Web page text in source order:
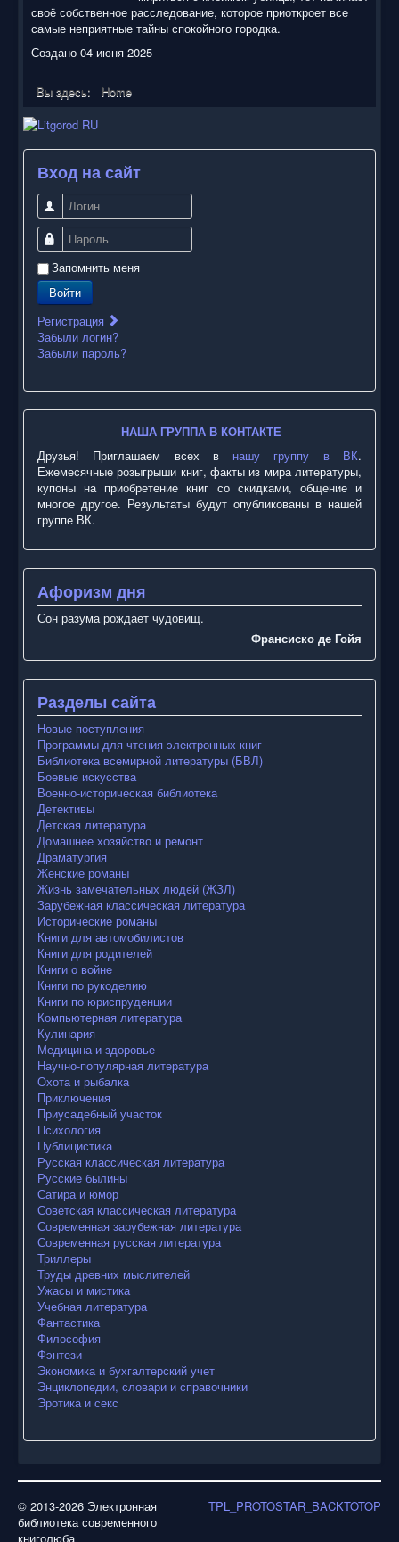
своё собственное расследование, которое приоткроет все
самые неприятные тайны спокойного городка.
Создано 04 июня 2025
Вы здесь: Home
Вход на сайт
Логин
Пароль
Запомнить меня
Войти
Регистрация
Забыли логин?
Забыли пароль?
НАША ГРУППА В КОНТАКТЕ
Друзья! Приглашаем всех в нашу группу в ВК.
Ежемесячные розыгрыши книг, факты из мира литературы,
купоны на приобретение книг со скидками, общение и
многое другое. Результаты будут опубликованы в нашей
группе ВК.
Афоризм дня
Сон разума рождает чудовищ.
Франсиско де Гойя
Разделы сайта
Новые поступления
Программы для чтения электронных книг
Библиотека всемирной литературы (БВЛ)
Боевые искусства
Военно-историческая библиотека
Детективы
Детская литература
Домашнее хозяйство и ремонт
Драматургия
Женские романы
Жизнь замечательных людей (ЖЗЛ)
Зарубежная классическая литература
Исторические романы
Книги для автомобилистов
Книги для родителей
Книги о войне
Книги по рукоделию
Книги по юриспруденции
Компьютерная литература
Кулинария
Медицина и здоровье
Научно-популярная литература
Охота и рыбалка
Приключения
Приусадебный участок
Психология
Публицистика
Русская классическая литература
Русские былины
Сатира и юмор
Советская классическая литература
Современная зарубежная литература
Современная русская литература
Триллеры
Труды древних мыслителей
Ужасы и мистика
Учебная литература
Фантастика
Философия
Фэнтези
Экономика и бухгалтерский учет
Энциклопедии, словари и справочники
Эротика и секс
TPL_PROTOSTAR_BACKTOTOP
© 2013-2026 Электронная
библиотека современного
книголюба